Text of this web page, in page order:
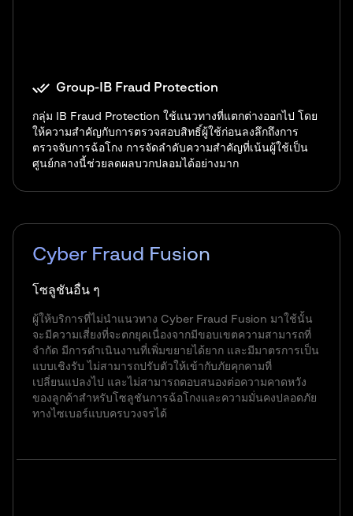
Group-IB Fraud Protection
กลุ่ม IB Fraud Protection ใช้แนวทางที่แตกต่างออกไป โดย
ให้ความสำคัญกับการตรวจสอบสิทธิ์ผู้ใช้ก่อนลงลึกถึงการ
ตรวจจับการฉ้อโกง การจัดลำดับความสำคัญที่เน้นผู้ใช้เป็น
ศูนย์กลางนี้ช่วยลดผลบวกปลอมได้อย่างมาก
Cyber Fraud Fusion
โซลูชันอื่น ๆ
ผู้ให้บริการที่ไม่นำแนวทาง Cyber Fraud Fusion มาใช้นั้น
จะมีความเสี่ยงที่จะตกยุคเนื่องจากมีขอบเขตความสามารถที่
จำกัด มีการดำเนินงานที่เพิ่มขยายได้ยาก และมีมาตรการเป็น
แบบเชิงรับ ไม่สามารถปรับตัวให้เข้ากับภัยคุกคามที่
เปลี่ยนแปลงไป และไม่สามารถตอบสนองต่อความคาดหวัง
ของลูกค้าสำหรับโซลูชันการฉ้อโกงและความมั่นคงปลอดภัย
ทางไซเบอร์แบบครบวงจรได้